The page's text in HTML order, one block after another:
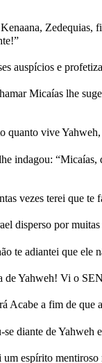
auspícios e
Micaías lhe
quanto vive
indagou:
vezes terei que
disperso por
te adiantei que ele
Yahweh! Vi o
Acabe a fim de que
diante de
espírito